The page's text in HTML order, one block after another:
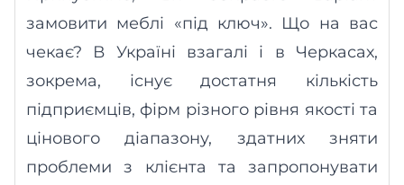
замовити меблі «під ключ». Що на вас
чекає? В Україні взагалі і в Черкасах,
зокрема, існує достатня кількість
підприємців, фірм різного рівня якості та
цінового діапазону, здатних зняти
проблеми з клієнта та запропонувати